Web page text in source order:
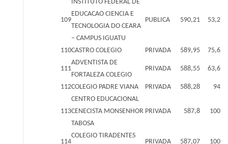
109
INSTITUTO FEDERAL DE
EDUCACAO CIENCIA E
TECNOLOGIA DO CEARA
– CAMPUS IGUATU
PUBLICA 590,21 53,2
110CASTRO COLEGIO PRIVADA 589,95 75,6
111
ADVENTISTA DE
FORTALEZA COLEGIO
PRIVADA 588,55 63,6
112COLEGIO PADRE VIANA PRIVADA 588,28 94
113
CENTRO EDUCACIONAL
CENECISTA MONSENHOR
TABOSA
PRIVADA 587,8 100
114
COLEGIO TIRADENTES
PRIVADA 587,07 100